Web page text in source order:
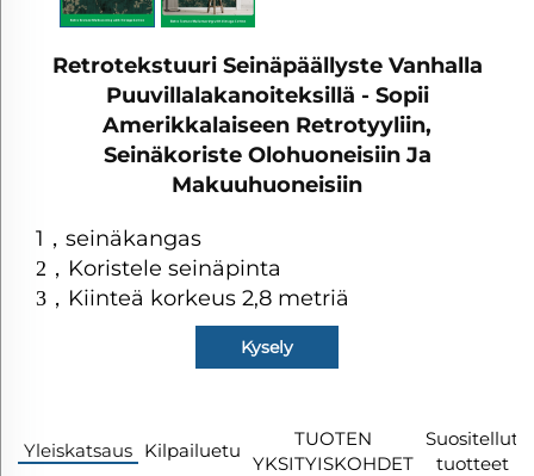
Retrotekstuuri Seinäpäällyste Vanhalla
Puuvillalakanoiteksillä - Sopii
Amerikkalaiseen Retrotyyliin,
Seinäkoriste Olohuoneisiin Ja
Makuuhuoneisiin
1 ， seinäkangas
2， Koristele seinäpinta
3， Kiinteä korkeus 2,8 metriä
Kysely
Yleiskatsaus Kilpailuetu
TUOTEN
YKSITYISKOHDET
Suositellut
tuotteet